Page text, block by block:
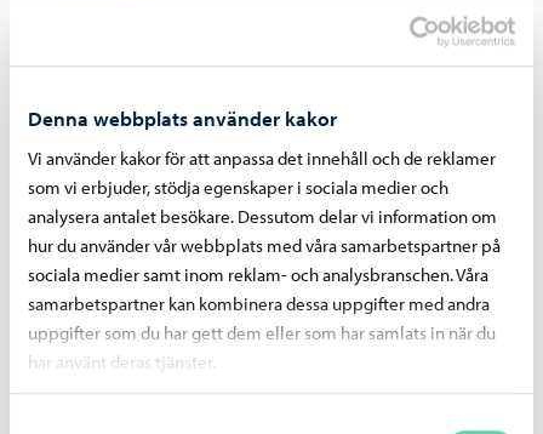
Denna webbplats använder kakor
Vi använder kakor för att anpassa det innehåll och de reklamer
som vi erbjuder, stödja egenskaper i sociala medier och
analysera antalet besökare. Dessutom delar vi information om
hur du använder vår webbplats med våra samarbetspartner på
sociala medier samt inom reklam- och analysbranschen. Våra
samarbetspartner kan kombinera dessa uppgifter med andra
uppgifter som du har gett dem eller som har samlats in när du
har använt deras tjänster.